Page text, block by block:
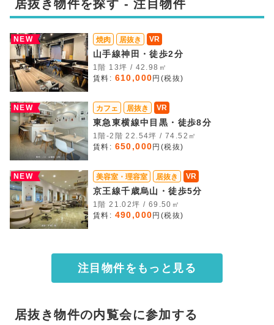
居抜き物件を探す - 注目物件
NEW 焼肉 居抜き VR
山手線神田・徒歩2分
1階 13坪 / 42.98㎡
賃料: 610,000 円(税抜)
NEW カフェ 居抜き VR
東急東横線中目黒・徒歩8分
1階-2階 22.54坪 / 74.52㎡
賃料: 650,000 円(税抜)
NEW 美容室・理容室 居抜き VR
京王線千歳烏山・徒歩5分
1階 21.02坪 / 69.50㎡
賃料: 490,000 円(税抜)
注目物件をもっと見る
居抜き物件の内覧会に参加する